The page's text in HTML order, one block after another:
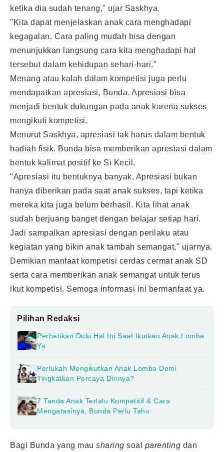
ketika dia sudah tenang," ujar Saskhya.
"Kita dapat menjelaskan anak cara menghadapi
kegagalan. Cara paling mudah bisa dengan
menunjukkan langsung cara kita menghadapi hal
tersebut dalam kehidupan sehari-hari."
Menang atau kalah dalam kompetisi juga perlu
mendapatkan apresiasi, Bunda. Apresiasi bisa
menjadi bentuk dukungan pada anak karena sukses
mengikuti kompetisi.
Menurut Saskhya, apresiasi tak harus dalam bentuk
hadiah fisik. Bunda bisa memberikan apresiasi dalam
bentuk kalimat positif ke Si Kecil.
"Apresiasi itu bentuknya banyak. Apresiasi bukan
hanya diberikan pada saat anak sukses, tapi ketika
mereka kita juga belum berhasil. Kita lihat anak
sudah berjuang banget dengan belajar setiap hari.
Jadi sampaikan apresiasi dengan perilaku atau
kegiatan yang bikin anak tambah semangat," ujarnya.
Demikian manfaat kompetisi cerdas cermat anak SD
serta cara memberikan anak semangat untuk terus
ikut kompetisi. Semoga informasi ini bermanfaat ya.
Pilihan Redaksi
Perhatikan Dulu Hal Ini Saat Ikutkan Anak Lomba
Ya
Perlukah Mengikutkan Anak Lomba Demi
Tingkatkan Percaya Dirinya?
7 Tanda Anak Terlalu Kompetitif & Cara
Mengatasinya, Bunda Perlu Tahu
Bagi Bunda yang mau sharing soal parenting dan